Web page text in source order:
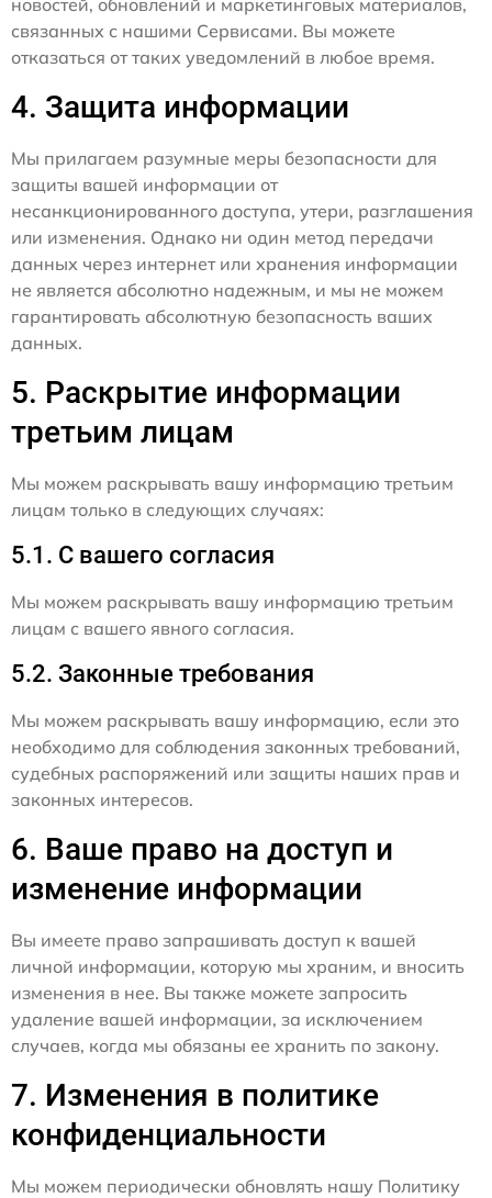
новостей, обновлений и маркетинговых материалов,
связанных с нашими Сервисами. Вы можете
отказаться от таких уведомлений в любое время.
4. Защита информации
Мы прилагаем разумные меры безопасности для
защиты вашей информации от
несанкционированного доступа, утери, разглашения
или изменения. Однако ни один метод передачи
данных через интернет или хранения информации
не является абсолютно надежным, и мы не можем
гарантировать абсолютную безопасность ваших
данных.
5. Раскрытие информации
третьим лицам
Мы можем раскрывать вашу информацию третьим
лицам только в следующих случаях:
5.1. С вашего согласия
Мы можем раскрывать вашу информацию третьим
лицам с вашего явного согласия.
5.2. Законные требования
Мы можем раскрывать вашу информацию, если это
необходимо для соблюдения законных требований,
судебных распоряжений или защиты наших прав и
законных интересов.
6. Ваше право на доступ и
изменение информации
Вы имеете право запрашивать доступ к вашей
личной информации, которую мы храним, и вносить
изменения в нее. Вы также можете запросить
удаление вашей информации, за исключением
случаев, когда мы обязаны ее хранить по закону.
7. Изменения в политике
конфиденциальности
Мы можем периодически обновлять нашу Политику